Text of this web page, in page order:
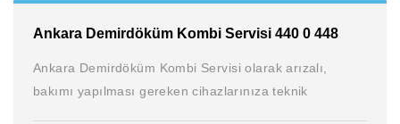
Ankara Demirdöküm Kombi Servisi 440 0 448
Ankara Demirdöküm Kombi Servisi olarak arızalı,
bakımı yapılması gereken cihazlarınıza teknik